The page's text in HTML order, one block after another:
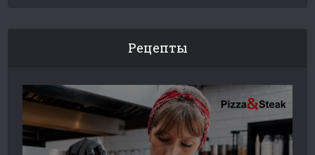
Рецепты